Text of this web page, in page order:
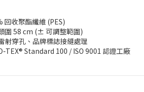
回收聚酯纖維 (PES)
圍 58 cm (± 可調整範圍)
射穿孔、品牌標誌接縫處理
TEX® Standard 100 / ISO 9001 認證工廠